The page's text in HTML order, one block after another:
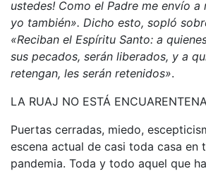
ustedes! Como el Padre me envío a
yo también». Dicho esto, sopló
«Reciban el Espíritu Santo: a
sus pecados, serán liberados, y a
retengan, les serán retenidos».
LA RUAJ NO ESTÁ
Puertas cerradas, miedo,
escena actual de casi toda casa en
pandemia. Toda y todo aquel que